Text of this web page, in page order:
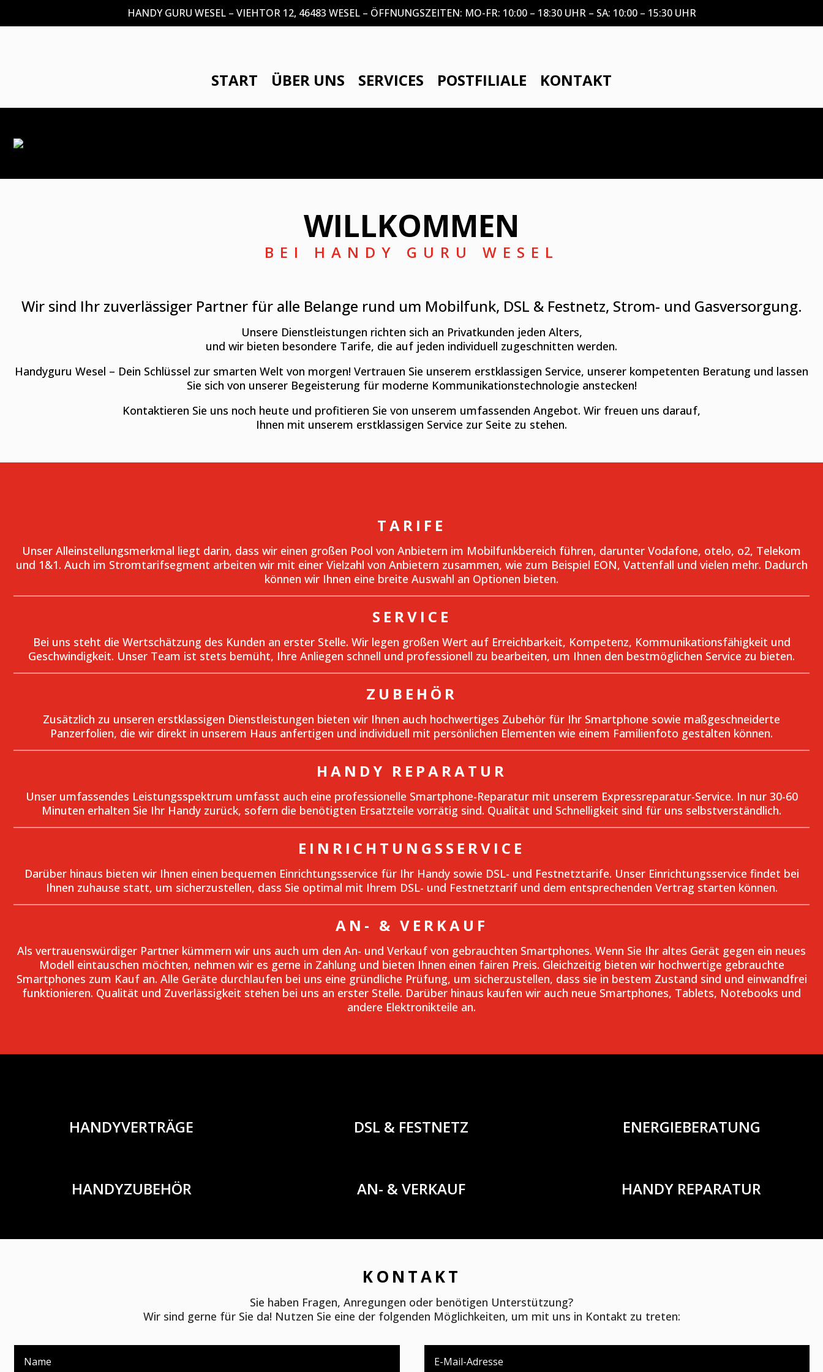
HANDY GURU WESEL – VIEHTOR 12, 46483 WESEL – ÖFFNUNGSZEITEN: MO-FR: 10:00 – 18:30 UHR – SA: 10:00 – 15:30 UHR
START ÜBER UNS SERVICES POSTFILIALE KONTAKT
WILLKOMMEN
BEI HANDY GURU WESEL
Wir sind Ihr zuverlässiger Partner für alle Belange rund um Mobilfunk, DSL & Festnetz, Strom- und Gasversorgung.
Unsere Dienstleistungen richten sich an Privatkunden jeden Alters,
und wir bieten besondere Tarife, die auf jeden individuell zugeschnitten werden.
Handyguru Wesel – Dein Schlüssel zur smarten Welt von morgen! Vertrauen Sie unserem erstklassigen Service, unserer kompetenten Beratung und lassen
Sie sich von unserer Begeisterung für moderne Kommunikationstechnologie anstecken!
Kontaktieren Sie uns noch heute und profitieren Sie von unserem umfassenden Angebot. Wir freuen uns darauf,
Ihnen mit unserem erstklassigen Service zur Seite zu stehen.
TARIFE
Unser Alleinstellungsmerkmal liegt darin, dass wir einen großen Pool von Anbietern im Mobilfunkbereich führen, darunter Vodafone, otelo, o2, Telekom
und 1&1. Auch im Stromtarifsegment arbeiten wir mit einer Vielzahl von Anbietern zusammen, wie zum Beispiel EON, Vattenfall und vielen mehr. Dadurch
können wir Ihnen eine breite Auswahl an Optionen bieten.
SERVICE
Bei uns steht die Wertschätzung des Kunden an erster Stelle. Wir legen großen Wert auf Erreichbarkeit, Kompetenz, Kommunikationsfähigkeit und
Geschwindigkeit. Unser Team ist stets bemüht, Ihre Anliegen schnell und professionell zu bearbeiten, um Ihnen den bestmöglichen Service zu bieten.
ZUBEHÖR
Zusätzlich zu unseren erstklassigen Dienstleistungen bieten wir Ihnen auch hochwertiges Zubehör für Ihr Smartphone sowie maßgeschneiderte
Panzerfolien, die wir direkt in unserem Haus anfertigen und individuell mit persönlichen Elementen wie einem Familienfoto gestalten können.
HANDY REPARATUR
Unser umfassendes Leistungsspektrum umfasst auch eine professionelle Smartphone-Reparatur mit unserem Expressreparatur-Service. In nur 30-60
Minuten erhalten Sie Ihr Handy zurück, sofern die benötigten Ersatzteile vorrätig sind. Qualität und Schnelligkeit sind für uns selbstverständlich.
EINRICHTUNGSSERVICE
Darüber hinaus bieten wir Ihnen einen bequemen Einrichtungsservice für Ihr Handy sowie DSL- und Festnetztarife. Unser Einrichtungsservice findet bei
Ihnen zuhause statt, um sicherzustellen, dass Sie optimal mit Ihrem DSL- und Festnetztarif und dem entsprechenden Vertrag starten können.
AN- & VERKAUF
Als vertrauenswürdiger Partner kümmern wir uns auch um den An- und Verkauf von gebrauchten Smartphones. Wenn Sie Ihr altes Gerät gegen ein neues
Modell eintauschen möchten, nehmen wir es gerne in Zahlung und bieten Ihnen einen fairen Preis. Gleichzeitig bieten wir hochwertige gebrauchte
Smartphones zum Kauf an. Alle Geräte durchlaufen bei uns eine gründliche Prüfung, um sicherzustellen, dass sie in bestem Zustand sind und einwandfrei
funktionieren. Qualität und Zuverlässigkeit stehen bei uns an erster Stelle. Darüber hinaus kaufen wir auch neue Smartphones, Tablets, Notebooks und
andere Elektronikteile an.
HANDYVERTRÄGE DSL & FESTNETZ ENERGIEBERATUNG
HANDYZUBEHÖR AN- & VERKAUF HANDY REPARATUR
KONTAKT
Sie haben Fragen, Anregungen oder benötigen Unterstützung?
Wir sind gerne für Sie da! Nutzen Sie eine der folgenden Möglichkeiten, um mit uns in Kontakt zu treten: